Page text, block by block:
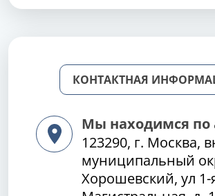
КОНТАКТНАЯ
Мы находимся по
123290, г. Москва,
муниципальный
Хорошевский, ул 1-